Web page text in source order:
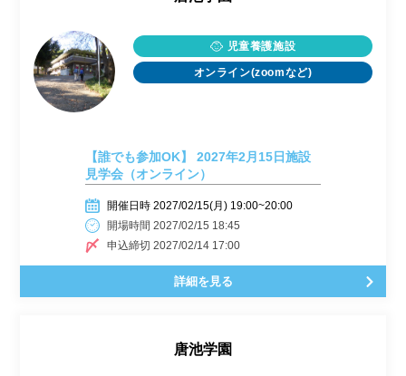
児童養護施設
オンライン(zoomなど)
【誰でも参加OK】 2027年2月15日施設
見学会（オンライン）
開催日時 2027/02/15(月) 19:00~20:00
開場時間 2027/02/15 18:45
申込締切 2027/02/14 17:00
詳細を見る
唐池学園